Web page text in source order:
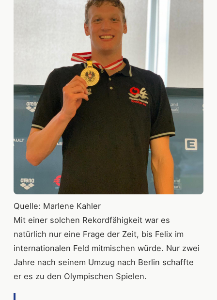
Quelle: Marlene Kahler
Mit einer solchen Rekordfähigkeit war es
natürlich nur eine Frage der Zeit, bis Felix im
internationalen Feld mitmischen würde. Nur zwei
Jahre nach seinem Umzug nach Berlin schaffte
er es zu den Olympischen Spielen.